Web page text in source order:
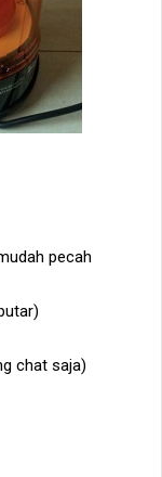
pecah
chat saja)